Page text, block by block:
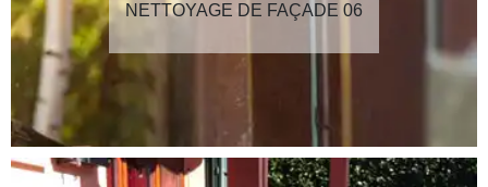
NETTOYAGE DE FAÇADE 06